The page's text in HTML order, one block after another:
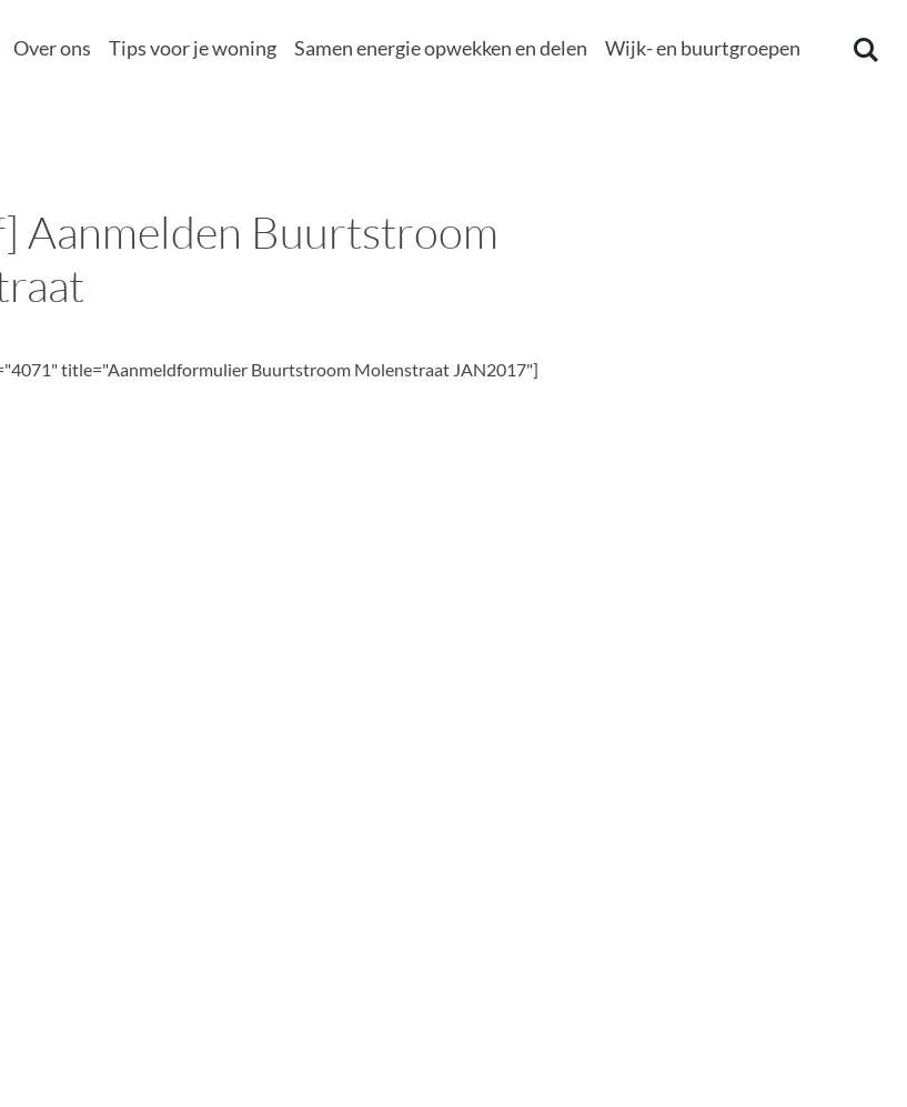
Over ons Tips voor je woning Samen energie opwekken en delen Wijk- en buurtgroepen
Aanmelden Buurtstroom
title="Aanmeldformulier Buurtstroom Molenstraat JAN2017"]